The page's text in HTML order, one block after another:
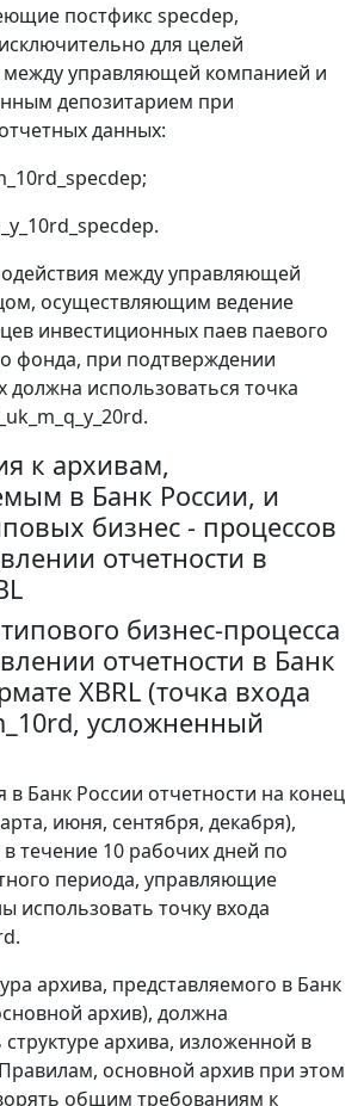
постфикс specdep,
для целей
между управляющей компанией и
депозитарием при
данных:
между управляющей
осуществляющим ведение
инвестиционных паев паевого
фонда, при подтверждении
должна использоваться точка
к архивам,
в Банк России, и
бизнес - процессов
отчетности в
бизнес-процесса
отчетности в Банк
XBRL (точка входа
усложненный
в Банк России отчетности на конец
июня, сентября, декабря),
течение 10 рабочих дней по
периода, управляющие
использовать точку входа
архива, представляемого в Банк
архив), должна
структуре архива, изложенной в
основной архив при этом
общим требованиям к